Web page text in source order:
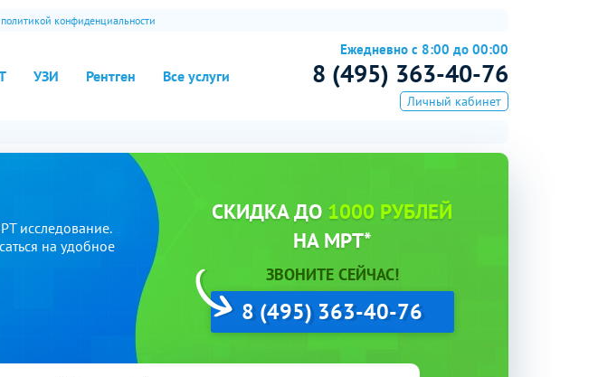
УЗИ Рентген Все услуги
политикой конфиденциальности
Ежедневно с 8:00 до 00:00
8 (495) 363-40-76
Личный кабинет
исследование.
на удобное
СКИДКА ДО 1000 РУБЛЕЙ
НА МРТ*
ЗВОНИТЕ СЕЙЧАС!
8 (495) 363-40-76